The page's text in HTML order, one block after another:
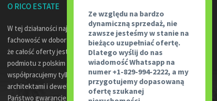
O RICO ESTATE
W tej działaności najważniejsze jest bezpieczeństwo transakcji,
fachowość w doborze oferty oraz profesjonalne doradztwo. Jako,
że całość oferty jest pod egidą Rico Travel – największego
podmiotu z polskim kapitałem w Dominikanie oraz fakt, że
współpracujemy tylko z wykwalifikowanymi prawnikami,
architektami i deweloperami w tym kraju, powoduje że mają
Państwo gwarancje współpracy z najlepszymi.
Ze względu na bardzo
dynamiczną sprzedaż, nie
zawsze jesteśmy w stanie na
bieżąco uzupełniać ofertę.
Dlatego wyślij do nas
wiadomość Whatsapp na
numer +1-829-994-2222, a my
przygotujemy dopasowaną
ofertę szukanej